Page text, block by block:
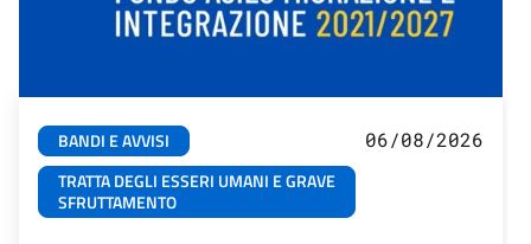
BANDI E AVVISI
TRATTA DEGLI ESSERI UMANI E GRAVE
SFRUTTAMENTO
06/08/2026